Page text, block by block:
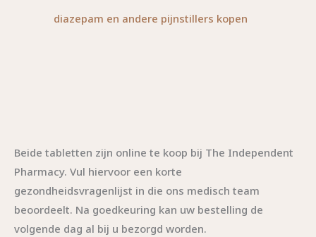
diazepam en andere pijnstillers kopen
Beide tabletten zijn online te koop bij The Independent
Pharmacy. Vul hiervoor een korte
gezondheidsvragenlijst in die ons medisch team
beoordeelt. Na goedkeuring kan uw bestelling de
volgende dag al bij u bezorgd worden.